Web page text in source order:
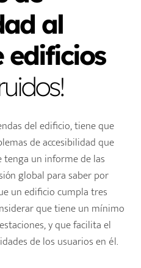
al
edificios
del edificio, tiene que
de accesibilidad que
tenga un informe de las
global para saber por
un edificio cumpla tres
que tiene un mínimo
y que facilita el
de los usuarios en él.